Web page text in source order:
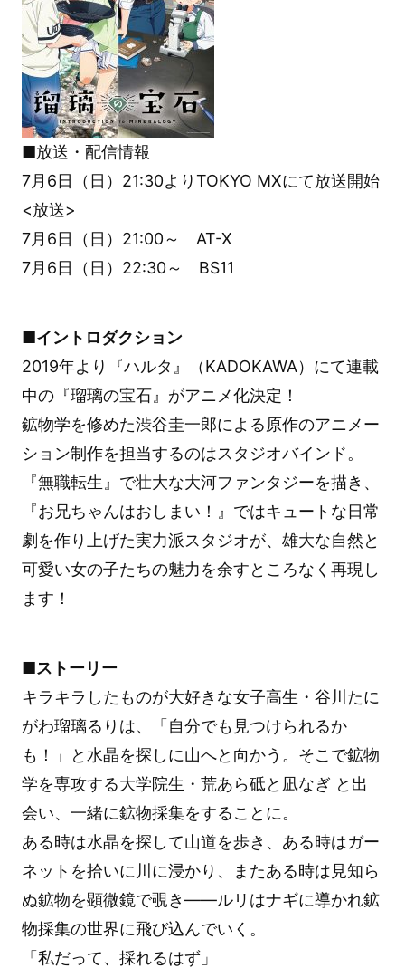
■放送・配信情報
7月6日（日）21:30よりTOKYO MXにて放送開始
<放送>
7月6日（日）21:00～ AT-X
7月6日（日）22:30～ BS11
■イントロダクション
2019年より『ハルタ』（KADOKAWA）にて連載
中の『瑠璃の宝石』がアニメ化決定！
鉱物学を修めた渋谷圭一郎による原作のアニメー
ション制作を担当するのはスタジオバインド。
『無職転生』で壮大な大河ファンタジーを描き、
『お兄ちゃんはおしまい！』ではキュートな日常
劇を作り上げた実力派スタジオが、雄大な自然と
可愛い女の子たちの魅力を余すところなく再現し
ます！
■ストーリー
キラキラしたものが大好きな女子高生・谷川たに
がわ瑠璃るりは、「自分でも見つけられるか
も！」と水晶を探しに山へと向かう。そこで鉱物
学を専攻する大学院生・荒あら砥と凪なぎ と出
会い、一緒に鉱物採集をすることに。
ある時は水晶を探して山道を歩き、ある時はガー
ネットを拾いに川に浸かり、またある時は見知ら
ぬ鉱物を顕微鏡で覗き――ルリはナギに導かれ鉱
物採集の世界に飛び込んでいく。
「私だって、採れるはず」